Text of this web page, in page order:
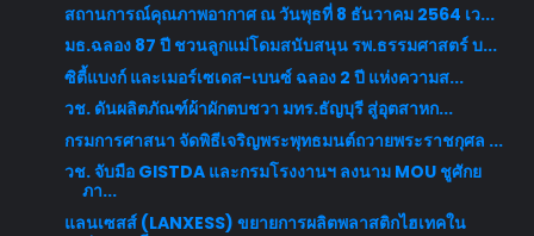
สถานการณ์คุณภาพอากาศ ณ วันพุธที่ 8 ธันวาคม 2564 เว...
มธ.ฉลอง 87 ปี ชวนลูกแม่โดมสนับสนุน รพ.ธรรมศาสตร์ บ...
ซิตี้แบงก์ และเมอร์เซเดส-เบนซ์ ฉลอง 2 ปี แห่งความส...
วช. ดันผลิตภัณฑ์ผ้าผักตบชวา มทร.ธัญบุรี สู่อุตสาหก...
กรมการศาสนา จัดพิธีเจริญพระพุทธมนต์ถวายพระราชกุศล ...
วช. จับมือ GISTDA และกรมโรงงานฯ ลงนาม MOU ชูศักย
ภา...
แลนเซสส์ (LANXESS) ขยายการผลิตพลาสติกไฮเทคใน